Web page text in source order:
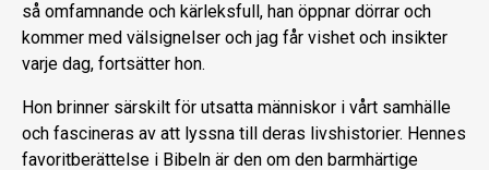
så omfamnande och kärleksfull, han öppnar dörrar och
kommer med välsignelser och jag får vishet och insikter
varje dag, fortsätter hon.
Hon brinner särskilt för utsatta människor i vårt samhälle
och fascineras av att lyssna till deras livshistorier. Hennes
favoritberättelse i Bibeln är den om den barmhärtige